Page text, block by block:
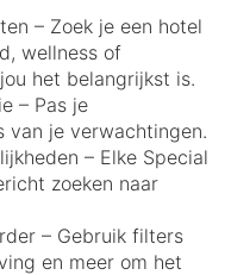
– Zoek je een hotel
wellness of
het belangrijkst is.
– Pas je
van je verwachtingen.
– Elke Special
zoeken naar
– Gebruik filters
en meer om het